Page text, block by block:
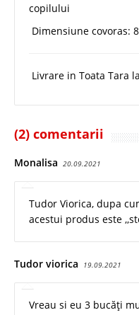
copilului
Dimensiune covoras:
Livrare in Toata Tara
(2) comentarii
Monalisa 20.09.2021
Tudor Viorica, dupa
acestui produs este
Tudor viorica 19.09.2021
Vreau si eu 3 bucăți